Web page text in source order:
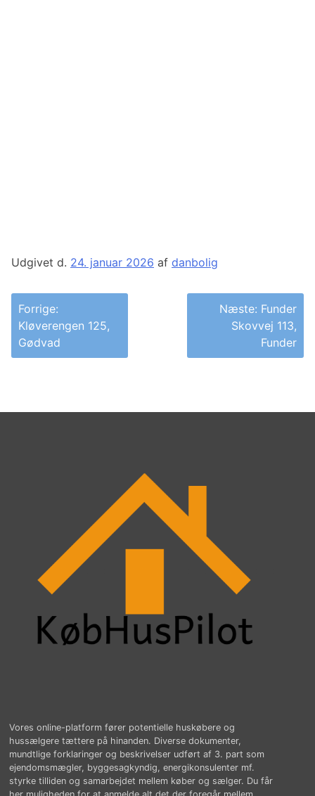
Udgivet d. 24. januar 2026 af danbolig
Indlægsnavigation
Forrige:
Kløverengen 125,
Gødvad
Næste: Funder
Skovvej 113,
Funder
Vores online-platform fører potentielle huskøbere og
hussælgere tættere på hinanden. Diverse dokumenter,
mundtlige forklaringer og beskrivelser udført af 3. part som
ejendomsmægler, byggesagkyndig, energikonsulenter mf.
styrke tilliden og samarbejdet mellem køber og sælger. Du får